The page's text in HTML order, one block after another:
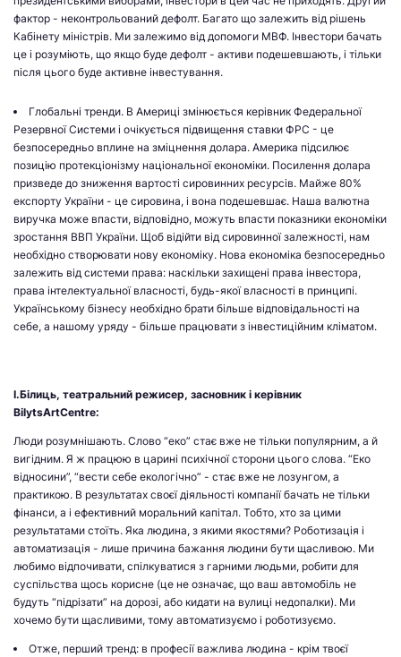
фактор - неконтрольований дефолт. Багато що залежить від рішень
Кабінету міністрів. Ми залежимо від допомоги МВФ. Інвестори бачать
це і розуміють, що якщо буде дефолт - активи подешевшають, і тільки
після цього буде активне інвестування.
Глобальні тренди. В Америці змінюється керівник Федеральної
Резервної Системи і очікується підвищення ставки ФРС - це
безпосередньо вплине на зміцнення долара. Америка підсилює
позицію протекціонізму національної економіки. Посилення долара
призведе до зниження вартості сировинних ресурсів. Майже 80%
експорту України - це сировина, і вона подешевшає. Наша валютна
виручка може впасти, відповідно, можуть впасти показники економіки
зростання ВВП України. Щоб відійти від сировинної залежності, нам
необхідно створювати нову економіку. Нова економіка безпосередньо
залежить від системи права: наскільки захищені права інвестора,
права інтелектуальної власності, будь-якої власності в принципі.
Українському бізнесу необхідно брати більше відповідальності на
себе, а нашому уряду - більше працювати з інвестиційним кліматом.
І.Білиць, театральний режисер, засновник і керівник
BilytsArtCentre:
Люди розумнішають. Слово “еко” стає вже не тільки популярним, а й
вигідним. Я ж працюю в царині психічної сторони цього слова. “Еко
відносини”, “вести себе екологічно” - стає вже не лозунгом, а
практикою. В результатах своєї діяльності компанії бачать не тільки
фінанси, а і ефективний моральний капітал. Тобто, хто за цими
результатами стоїть. Яка людина, з якими якостями? Роботизація і
автоматизація - лише причина бажання людини бути щасливою. Ми
любимо відпочивати, спілкуватися з гарними людьми, робити для
суспільства щось корисне (це не означає, що ваш автомобіль не
будуть “підрізати” на дорозі, або кидати на вулиці недопалки). Ми
хочемо бути щасливими, тому автоматизуємо і роботизуємо.
Отже, перший тренд: в професії важлива людина - крім твоєї